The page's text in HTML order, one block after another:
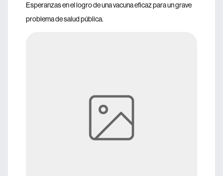
Esperanzas en el logro de una vacuna eficaz para un grave
problema de salud pública.